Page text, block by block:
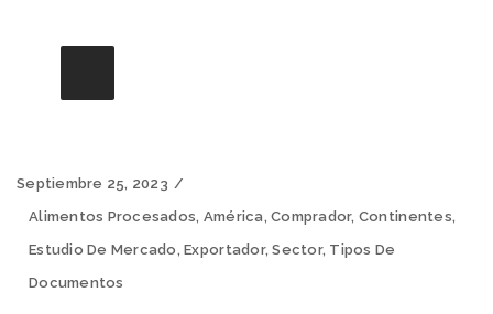
Septiembre 25, 2023
Alimentos Procesados, América,Comprador, Continentes,
Estudio De Mercado ,Exportador,Sector, Tipos De
Documentos